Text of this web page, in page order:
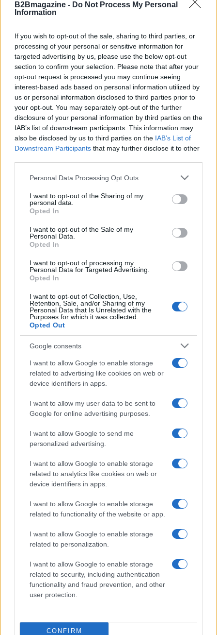
B2Bmagazine - Do Not Process My Personal
Information
If you wish to opt-out of the sale, sharing to third parties, or
processing of your personal or sensitive information for
targeted advertising by us, please use the below opt-out
section to confirm your selection. Please note that after your
opt-out request is processed you may continue seeing
interest-based ads based on personal information utilized by
us or personal information disclosed to third parties prior to
your opt-out. You may separately opt-out of the further
disclosure of your personal information by third parties on the
IAB’s list of downstream participants. This information may
also be disclosed by us to third parties on the IAB’s List of
Downstream Participants that may further disclose it to other
Please note that this website/app uses one or more Google
not limited to your visit or usage behaviour. You may click to
grant or deny consent to Google and its third-party tags to
use your data for below specified purposes in below Google
consent section.
Personal Data Processing Opt Outs
I want to opt-out of the Sharing of my
personal data.
Opted In
I want to opt-out of the Sale of my
Personal Data.
Opted In
I want to opt-out of processing my
Personal Data for Targeted Advertising.
Opted In
I want to opt-out of Collection, Use,
Retention, Sale, and/or Sharing of my
Personal Data that Is Unrelated with the
Purposes for which it was collected.
Opted Out
Google consents
I want to allow Google to enable storage
related to advertising like cookies on web or
device identifiers in apps.
I want to allow my user data to be sent to
Google for online advertising purposes.
I want to allow Google to send me
personalized advertising.
I want to allow Google to enable storage
related to analytics like cookies on web or
device identifiers in apps.
I want to allow Google to enable storage
related to functionality of the website or app.
I want to allow Google to enable storage
related to personalization.
I want to allow Google to enable storage
related to security, including authentication
functionality and fraud prevention, and other
user protection.
CONFIRM
AUTORE
Francesca Galli
Francesca Galli, fiorentina con formazione
bancaria, prese la decisione di cambiare
carriera dopo un convegno a Palazzo
Vecchio: oggi cura analisi di mercati e
colonne su risparmio e investimenti. In
trasparenza e conserva l'agenda del primo
impiego in banca.
Continua a leggere
B2B NEWS
Martina Marchesi · 10 Lug 2026